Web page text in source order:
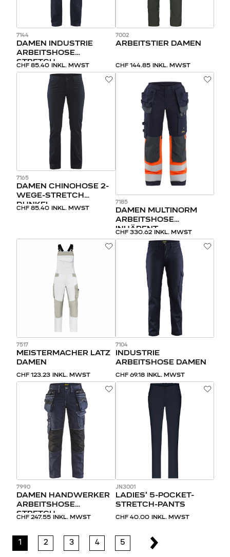
7144
DAMEN INDUSTRIE
ARBEITSHOSE
STRETCH
CHF 85.40 INKL. MWST
7002
ARBEITSTIER DAMEN
CHF 144.85 INKL. MWST
7165
DAMEN CHINOHOSE 2-
WEGE-STRETCH
DUNKEL
CHF 85.40 INKL. MWST
7185
DAMEN MULTINORM
ARBEITSHOSE
INHÄRENT
CHF 330.62 INKL. MWST
7517
MEISTERMACHER LATZ
DAMEN
CHF 123.23 INKL. MWST
7104
INDUSTRIE
ARBEITSHOSE DAMEN
CHF 69.18 INKL. MWST
7990
DAMEN HANDWERKER
ARBEITSHOSE
STRETCH
CHF 247.55 INKL. MWST
JN3001
LADIES' 5-POCKET-
STRETCH-PANTS
CHF 40.00 INKL. MWST
1 2 3 4 5